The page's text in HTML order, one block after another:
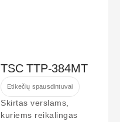
TSC TTP-384MT
Etikečių spausdintuvai
Skirtas verslams,
kuriems reikalingas